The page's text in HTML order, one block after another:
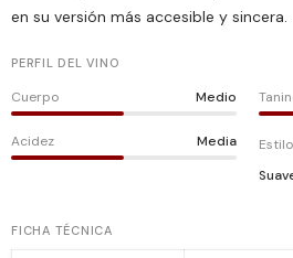
en su versión más accesible y sincera.
PERFIL DEL VINO
Cuerpo Medio
Acidez Media
Estilo
FICHA TÉCNICA